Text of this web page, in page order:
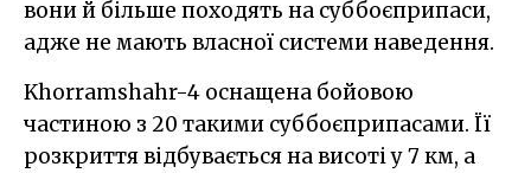
вони й більше походять на суббоєприпаси,
адже не мають власної системи наведення.
Khorramshahr-4 оснащена бойовою
частиною з 20 такими суббоєприпасами. Її
розкриття відбувається на висоті у 7 км, а